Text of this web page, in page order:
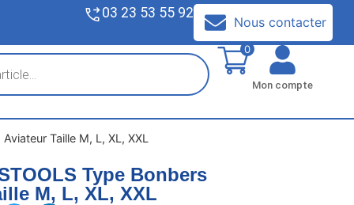
03 23 53 55 92
Nous contacter
0
Mon compte
Taille M, L, XL, XXL
Type Bonbers
M, L, XL, XXL